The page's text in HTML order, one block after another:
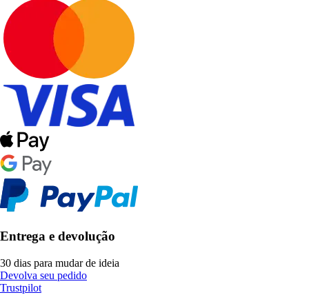
Entrega e devolução
30 dias para mudar de ideia
Devolva seu pedido
Trustpilot